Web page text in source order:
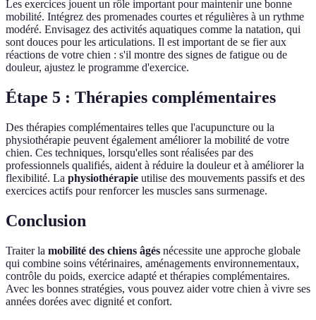
Les exercices jouent un rôle important pour maintenir une bonne
mobilité. Intégrez des promenades courtes et régulières à un rythme
modéré. Envisagez des activités aquatiques comme la natation, qui
sont douces pour les articulations. Il est important de se fier aux
réactions de votre chien : s'il montre des signes de fatigue ou de
douleur, ajustez le programme d'exercice.
Étape 5 : Thérapies complémentaires
Des thérapies complémentaires telles que l'acupuncture ou la
physiothérapie peuvent également améliorer la mobilité de votre
chien. Ces techniques, lorsqu'elles sont réalisées par des
professionnels qualifiés, aident à réduire la douleur et à améliorer la
flexibilité. La physiothérapie utilise des mouvements passifs et des
exercices actifs pour renforcer les muscles sans surmenage.
Conclusion
Traiter la mobilité des chiens âgés nécessite une approche globale
qui combine soins vétérinaires, aménagements environnementaux,
contrôle du poids, exercice adapté et thérapies complémentaires.
Avec les bonnes stratégies, vous pouvez aider votre chien à vivre ses
années dorées avec dignité et confort.